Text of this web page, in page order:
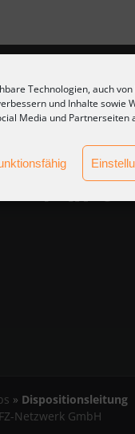
Technologien, auch
und Inhalte sowie
Media und Partnerseiten
Ihr Partner für
Seit 30 Jahren –
im KFZ-Bereich.
» Dispositionsleitung
Netzwerk GmbH